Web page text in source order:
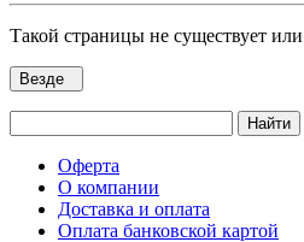
Такой страницы не существует
Везде
Найти
Оферта
О компании
Доставка и оплата
Оплата банковской картой